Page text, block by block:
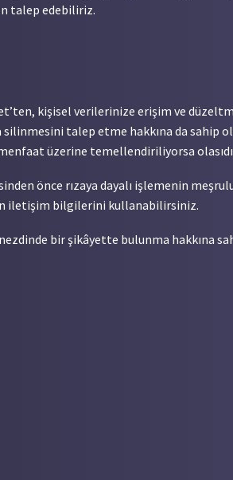
talep edebiliriz.
kişisel verilerinize erişim ve
silinmesini talep etme hakkına da sahip
üzerine temellendiriliyorsa
önce rızaya dayalı işlemenin
iletişim bilgilerini kullanabilirsiniz.
bir şikâyette bulunma hakkına